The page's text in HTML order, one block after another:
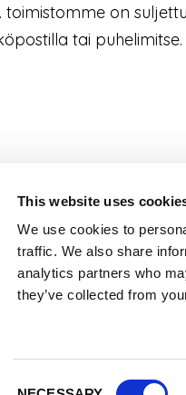
This website uses
We use cookies to
traffic. We also share
analytics partners who
they’ve collected from
toimistomme on
tai puhelimitse.